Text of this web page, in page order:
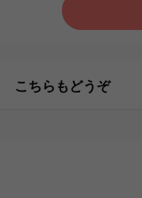
こちらもどうぞ